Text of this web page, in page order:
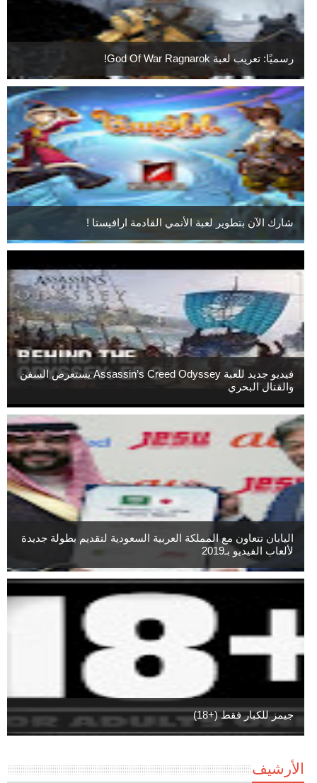
رسميًا: تعريب لعبة God Of War Ragnarok!
شارك الآن بتطوير لعبة الأنمي القادمة ارافيستا !
فيديو جديد للعبة Assassin’s Creed Odyssey يستعرض السفن
والقتال البحري
اليابان تتعاون مع المملكة العربية السعودية لتقديم بطولة جديدة
لألعاب الفيديو بـ2019
جيمز للكبار فقط (+18)
الأرشيف